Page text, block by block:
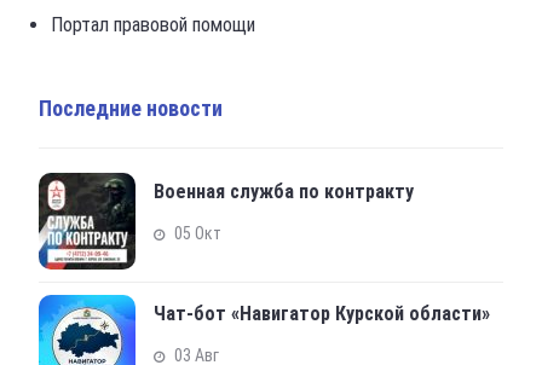
Портал правовой помощи
Последние новости
Военная служба по контракту
05 Окт
Чат-бот «Навигатор Курской области»
03 Авг